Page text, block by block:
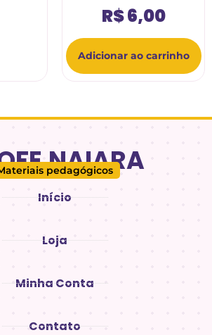
R$6,00
Adicionar ao carrinho
pedagógicos
Início
Loja
Minha Conta
Contato